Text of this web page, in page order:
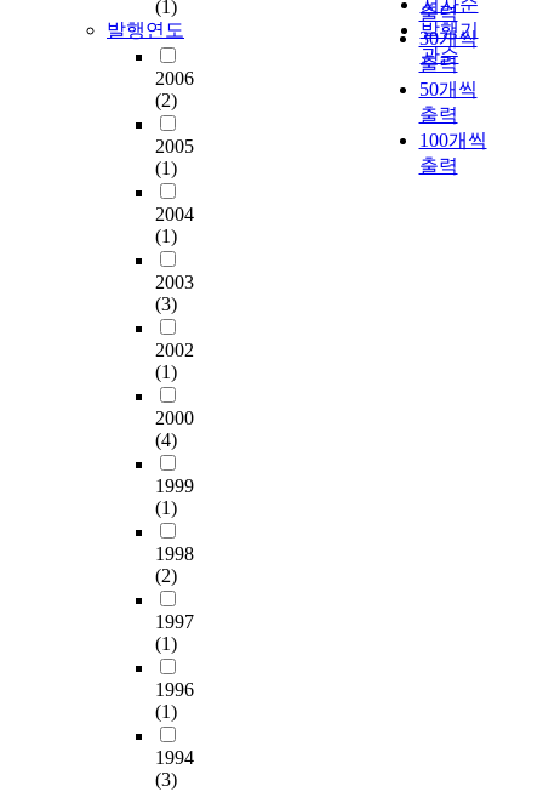
(1)
발행연도
2006
(2)
2005
(1)
2004
(1)
2003
(3)
2002
(1)
2000
(4)
1999
(1)
1998
(2)
1997
(1)
1996
(1)
1994
(3)
저자순
발행기
관순
출력
30개씩
출력
50개씩
출력
100개씩
출력